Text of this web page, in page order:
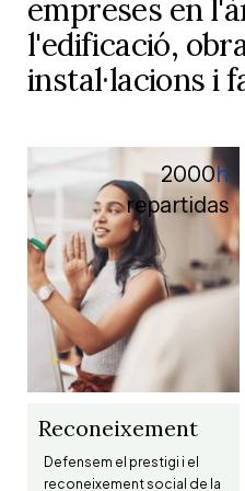
empreses en
l'edificació,
instal·lacions i
2000h
repartidas
Reconeixement
Defensem el prestigi i el
reconeixement social de la